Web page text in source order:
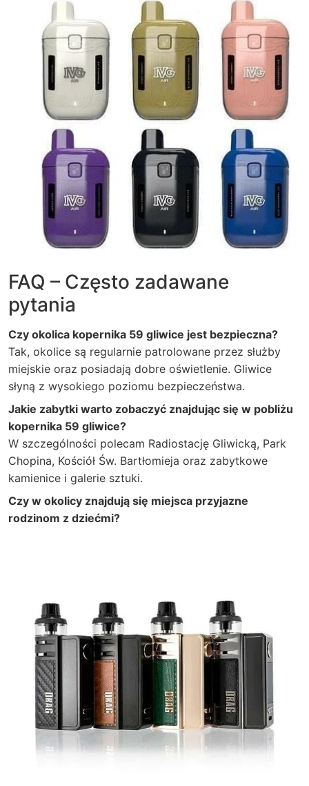
FAQ – Często zadawane
pytania
Czy okolica kopernika 59 gliwice jest bezpieczna?
Tak, okolice są regularnie patrolowane przez służby
miejskie oraz posiadają dobre oświetlenie. Gliwice
słyną z wysokiego poziomu bezpieczeństwa.
Jakie zabytki warto zobaczyć znajdując się w pobliżu
kopernika 59 gliwice?
W szczególności polecam Radiostację Gliwicką, Park
Chopina, Kościół Św. Bartłomieja oraz zabytkowe
kamienice i galerie sztuki.
Czy w okolicy znajdują się miejsca przyjazne
rodzinom z dziećmi?